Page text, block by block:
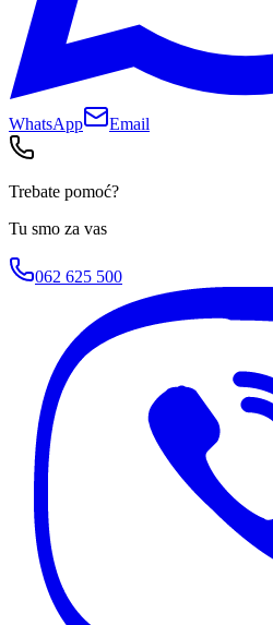
WhatsApp Email
Trebate pomoć?
Tu smo za vas
062 625 500